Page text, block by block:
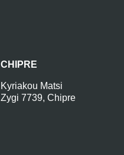
CHIPRE
Kyriakou Matsi
Zygi 7739, Chipre